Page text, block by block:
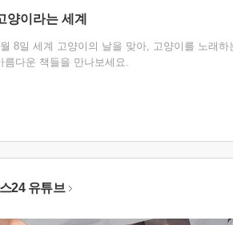
양이라는 세계
8일 세계 고양이의 날을 맞아, 고양이를 노래하
름다운 책들을 만나보세요.
24 유튜브